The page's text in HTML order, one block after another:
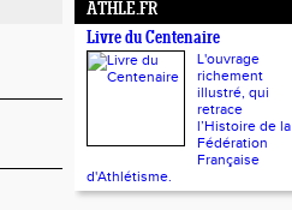
ATHLE.FR
Livre du Centenaire
L'ouvrage
richement
illustré, qui
retrace
l’Histoire de la
Fédération
Française
d'Athlétisme.